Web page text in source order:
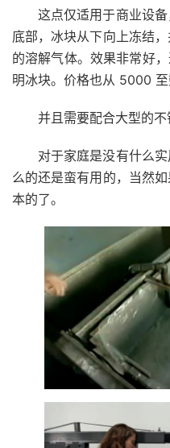
这点仅适用于商业设
底部，冰块从下向上冻结
的溶解气体。效果非常好
明冰块。价格也从 5000 至
并且需要配合大型的不
对于家庭是没有什么
么的还是蛮有用的，当然
本的了。